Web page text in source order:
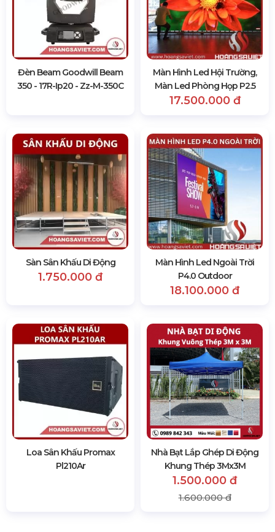
Đèn Beam Goodwill Beam
350 - 17R-Ip20 - Zz-M-350C
Màn Hình Led Hội Trường,
Màn Led Phòng Họp P2.5
17.500.000 đ
Sàn Sân Khấu Di Động
1.750.000 đ
Màn Hình Led Ngoài Trời
P4.0 Outdoor
18.100.000 đ
Loa Sân Khấu Promax
Pl210Ar
Nhà Bạt Lắp Ghép Di Động
Khung Thép 3Mx3M
1.500.000 đ
1.600.000 đ